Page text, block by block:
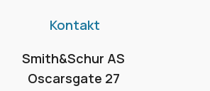
Kontakt
Smith&Schur AS
Oscarsgate 27